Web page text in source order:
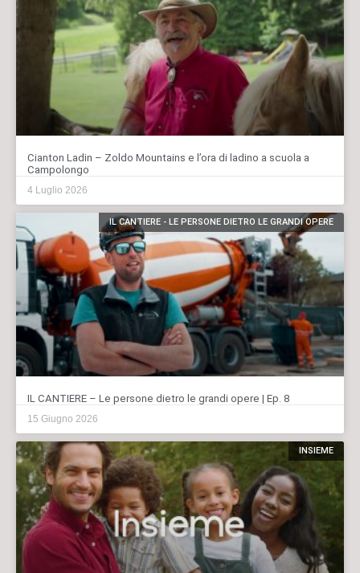
Cianton Ladin – Zoldo Mountains e l’ora di ladino a scuola a
Campolongo
4 Luglio 2026
IL CANTIERE - LE PERSONE DIETRO LE GRANDI OPERE
IL CANTIERE – Le persone dietro le grandi opere | Ep. 8
15 Giugno 2026
INSIEME